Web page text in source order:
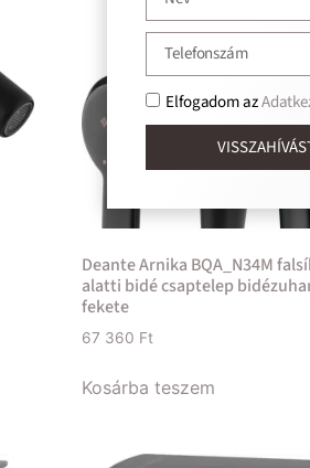
Deante Arnika BQA_N34M
alatti bidé csaptelep
fekete
67 360 Ft
Kosárba teszem
Elfogadom az